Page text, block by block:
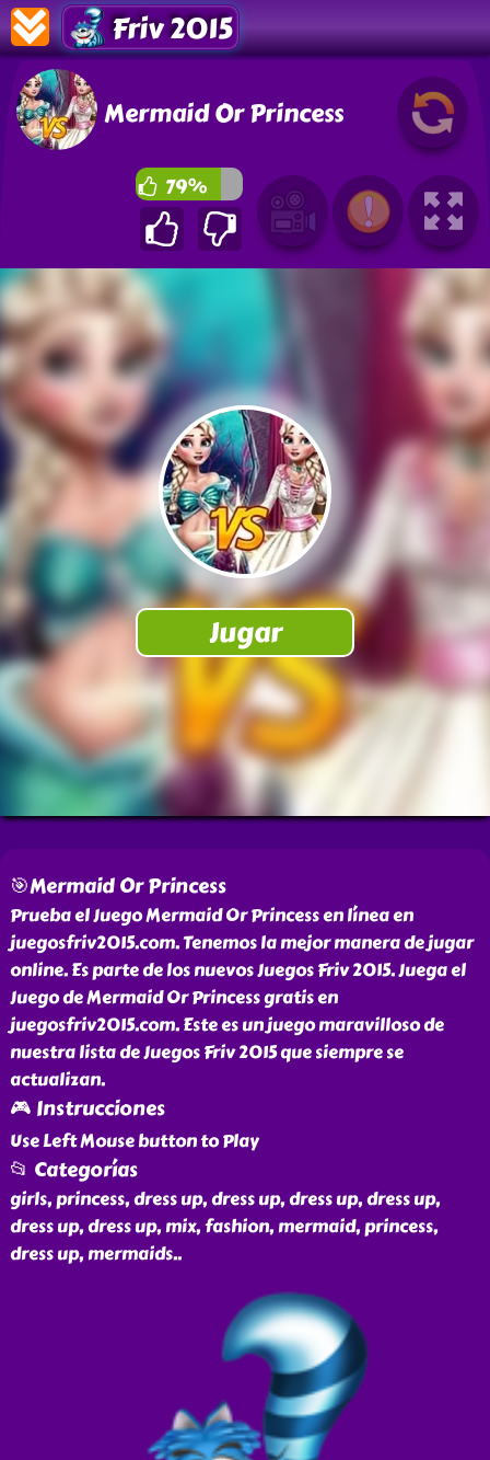
Friv 2015
Mermaid Or Princess
79%
🎯Mermaid Or Princess
Prueba el Juego Mermaid Or Princess en línea en
juegosfriv2015.com. Tenemos la mejor manera de jugar
online. Es parte de los nuevos Juegos Friv 2015. Juega el
Juego de Mermaid Or Princess gratis en
juegosfriv2015.com. Este es un juego maravilloso de
nuestra lista de Juegos Friv 2015 que siempre se
actualizan.
🎮 Instrucciones
Use Left Mouse button to Play
📂 Categorías
girls, princess, dress up, dress up, dress up, dress up,
dress up, dress up, mix, fashion, mermaid, princess,
dress up, mermaids..